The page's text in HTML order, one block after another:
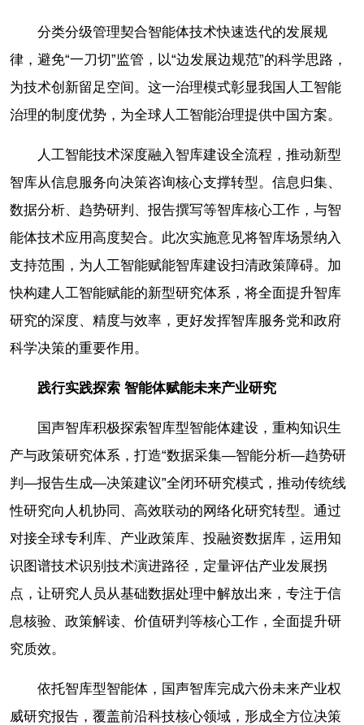
分类分级管理契合智能体技术快速迭代的发展规
律，避免“一刀切”监管，以“边发展边规范”的科学思路，
为技术创新留足空间。这一治理模式彰显我国人工智能
治理的制度优势，为全球人工智能治理提供中国方案。
人工智能技术深度融入智库建设全流程，推动新型
智库从信息服务向决策咨询核心支撑转型。信息归集、
数据分析、趋势研判、报告撰写等智库核心工作，与智
能体技术应用高度契合。此次实施意见将智库场景纳入
支持范围，为人工智能赋能智库建设扫清政策障碍。加
快构建人工智能赋能的新型研究体系，将全面提升智库
研究的深度、精度与效率，更好发挥智库服务党和政府
科学决策的重要作用。
践行实践探索 智能体赋能未来产业研究
国声智库积极探索智库型智能体建设，重构知识生
产与政策研究体系，打造“数据采集—智能分析—趋势研
判—报告生成—决策建议”全闭环研究模式，推动传统线
性研究向人机协同、高效联动的网络化研究转型。通过
对接全球专利库、产业政策库、投融资数据库，运用知
识图谱技术识别技术演进路径，定量评估产业发展拐
点，让研究人员从基础数据处理中解放出来，专注于信
息核验、政策解读、价值研判等核心工作，全面提升研
究质效。
依托智库型智能体，国声智库完成六份未来产业权
威研究报告，覆盖前沿科技核心领域，形成全方位决策